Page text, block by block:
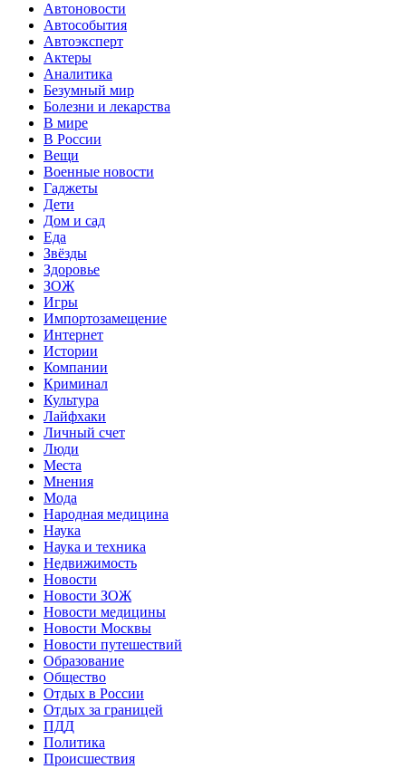
Автоновости
Автособытия
Автоэксперт
Актеры
Аналитика
Безумный мир
Болезни и лекарства
В мире
В России
Вещи
Военные новости
Гаджеты
Дети
Дом и сад
Еда
Звёзды
Здоровье
ЗОЖ
Игры
Импортозамещение
Интернет
Истории
Компании
Криминал
Культура
Лайфхаки
Личный счет
Люди
Места
Мнения
Мода
Народная медицина
Наука
Наука и техника
Недвижимость
Новости
Новости ЗОЖ
Новости медицины
Новости Москвы
Новости путешествий
Образование
Общество
Отдых в России
Отдых за границей
ПДД
Политика
Происшествия